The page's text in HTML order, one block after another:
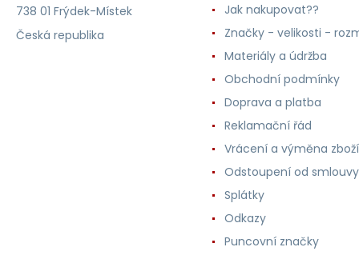
738 01 Frýdek-Místek
Česká republika
Jak nakupovat??
Značky - velikosti -
Materiály a údržba
Obchodní podmínky
Doprava a platba
Reklamační řád
Vrácení a výměna zboží
Odstoupení od smlouvy
Splátky
Odkazy
Puncovní značky